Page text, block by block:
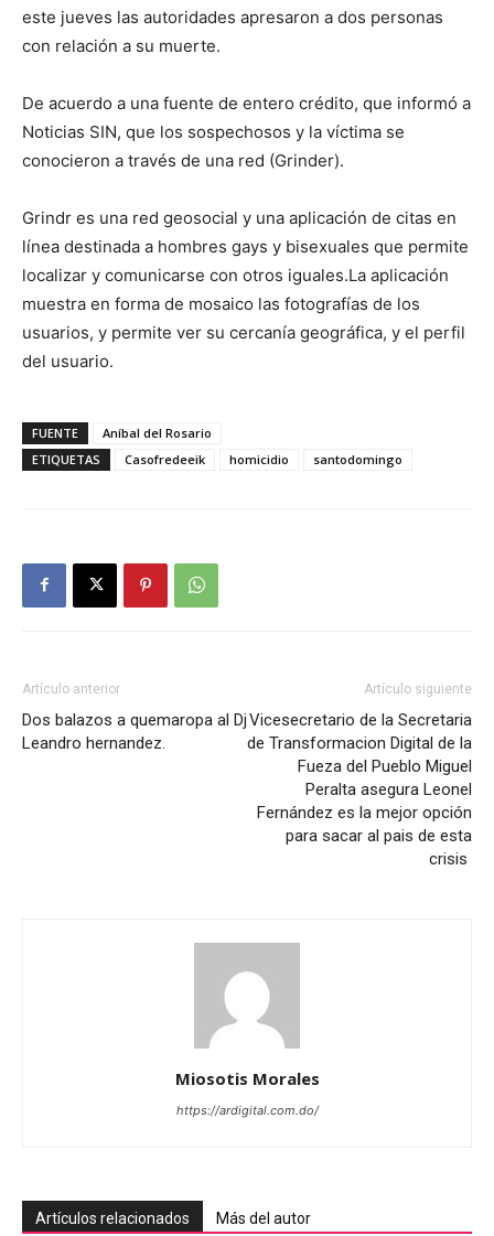
este jueves las autoridades apresaron a dos personas
con relación a su muerte.
De acuerdo a una fuente de entero crédito, que informó a
Noticias SIN, que los sospechosos y la víctima se
conocieron a través de una red (Grinder).
Grindr es una red geosocial y una aplicación de citas en
línea destinada a hombres gays y bisexuales que permite
localizar y comunicarse con otros iguales.​​La aplicación
muestra en forma de mosaico las fotografías de los
usuarios, y permite ver su cercanía geográfica, y el perfil
del usuario.
FUENTE
Aníbal del Rosario
ETIQUETAS
Casofredeeik homicidio santodomingo
Artículo anterior
Dos balazos a quemaropa al Dj
Leandro hernandez.
Artículo siguiente
Vicesecretario de la Secretaria
de Transformacion Digital de la
Fueza del Pueblo Miguel
Peralta asegura Leonel
Fernández es la mejor opción
para sacar al pais de esta
crisis
Miosotis Morales
https://ardigital.com.do/
Artículos relacionados Más del autor